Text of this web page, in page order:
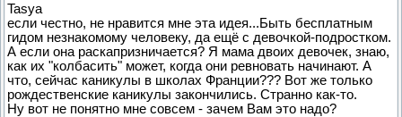
Tasya
если честно, не нравится мне эта идея...Быть бесплатным
гидом незнакомому человеку, да ещё с девочкой-подростком.
А если она раскапризничается? Я мама двоих девочек, знаю,
как их "колбасить" может, когда они ревновать начинают. А
что, сейчас каникулы в школах Франции??? Вот же только
рождественские каникулы закончились. Странно как-то.
Ну вот не понятно мне совсем - зачем Вам это надо?